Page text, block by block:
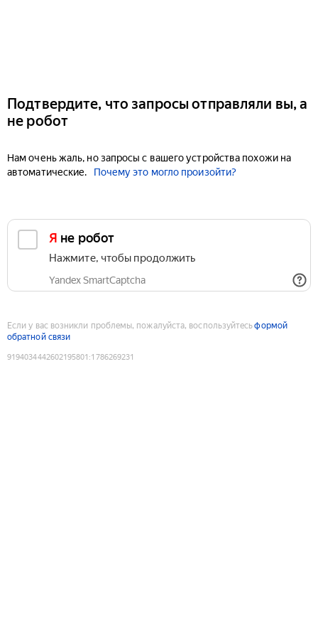
Подтвердите, что запросы отправляли вы, а
не робот
Нам очень жаль, но запросы с вашего устройства похожи на
автоматические.
Почему это могло произойти?
Я не робот
Нажмите, чтобы продолжить
Yandex SmartCaptcha
Если у вас возникли проблемы, пожалуйста, воспользуйтесьформой
обратной связи
9194034442602195801 :1786269231